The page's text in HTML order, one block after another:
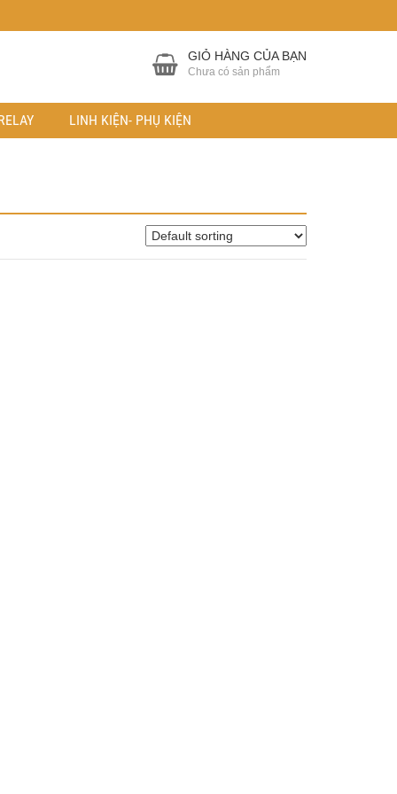
GIỎ HÀNG CỦA BẠN
Chưa có sản phẩm
LINH KIỆN- PHỤ KIỆN